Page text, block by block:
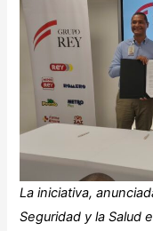
La iniciativa,
Seguridad y la Salud